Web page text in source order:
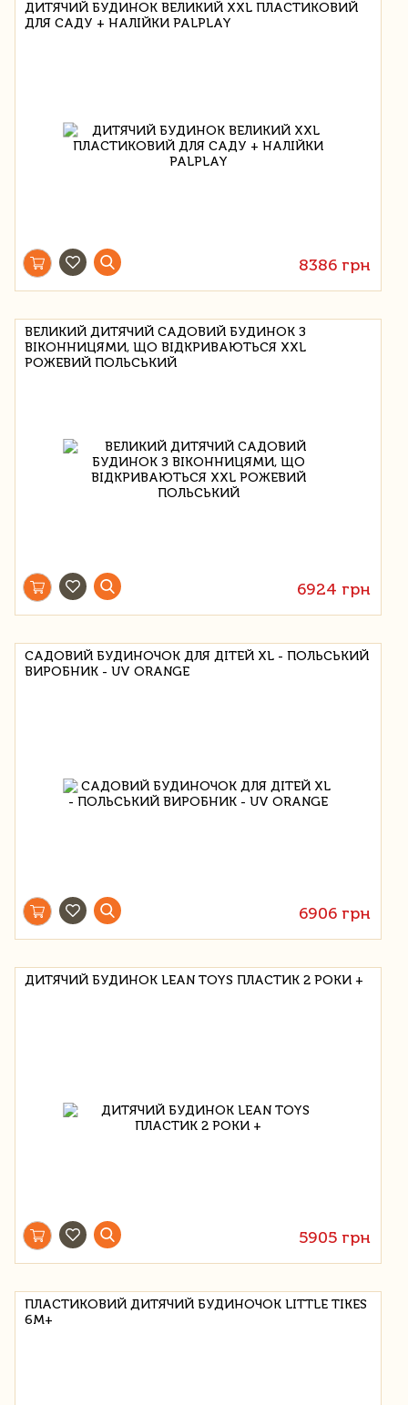
ДИТЯЧИЙ БУДИНОК ВЕЛИКИЙ XXL ПЛАСТИКОВИЙ
ДЛЯ САДУ + НАЛІЙКИ PALPLAY
8386 грн
ВЕЛИКИЙ ДИТЯЧИЙ САДОВИЙ БУДИНОК З
ВІКОННИЦЯМИ, ЩО ВІДКРИВАЮТЬСЯ XXL
РОЖЕВИЙ ПОЛЬСЬКИЙ
6924 грн
САДОВИЙ БУДИНОЧОК ДЛЯ ДІТЕЙ XL - ПОЛЬСЬКИЙ
ВИРОБНИК - UV ORANGE
6906 грн
ДИТЯЧИЙ БУДИНОК LEAN TOYS ПЛАСТИК 2 РОКИ +
5905 грн
ПЛАСТИКОВИЙ ДИТЯЧИЙ БУДИНОЧОК LITTLE TIKES
6М+